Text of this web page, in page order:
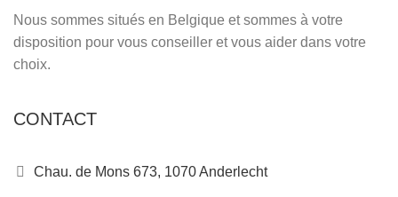
Nous sommes situés en Belgique et sommes à votre
disposition pour vous conseiller et vous aider dans votre
choix.
CONTACT
Chau. de Mons 673, 1070 Anderlecht